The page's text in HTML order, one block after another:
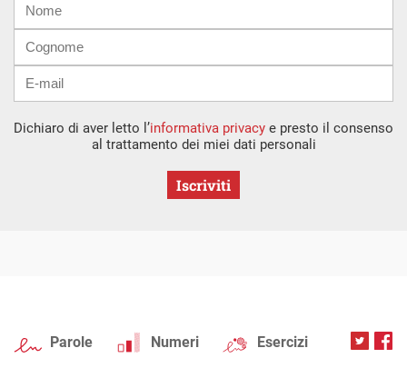
mail
Dichiaro di aver letto l’informativa privacy e presto il consenso
al trattamento dei miei dati personali
Iscriviti
Parole Numeri Esercizi